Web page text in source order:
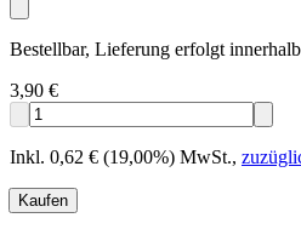
Bestellbar, Lieferung erfolgt
3,90 €
Inkl. 0,62 € (19,00%) MwSt.,
Kaufen